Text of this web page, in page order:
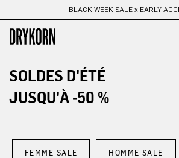
Passer au contenu principalLivraison gratuite
SOLDES D'ÉTÉ
JUSQU'À -50 %
FEMME SALE HOMME SALE